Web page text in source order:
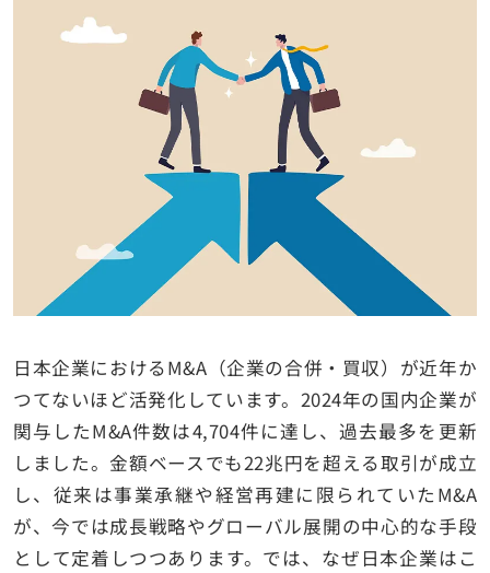
日本企業におけるM&A（企業の合併・買収）が近年か
つてないほど活発化しています。2024年の国内企業が
関与したM&A件数は4,704件に達し、過去最多を更新
しました。金額ベースでも22兆円を超える取引が成立
し、従来は事業承継や経営再建に限られていたM&A
が、今では成長戦略やグローバル展開の中心的な手段
として定着しつつあります。では、なぜ日本企業はこ